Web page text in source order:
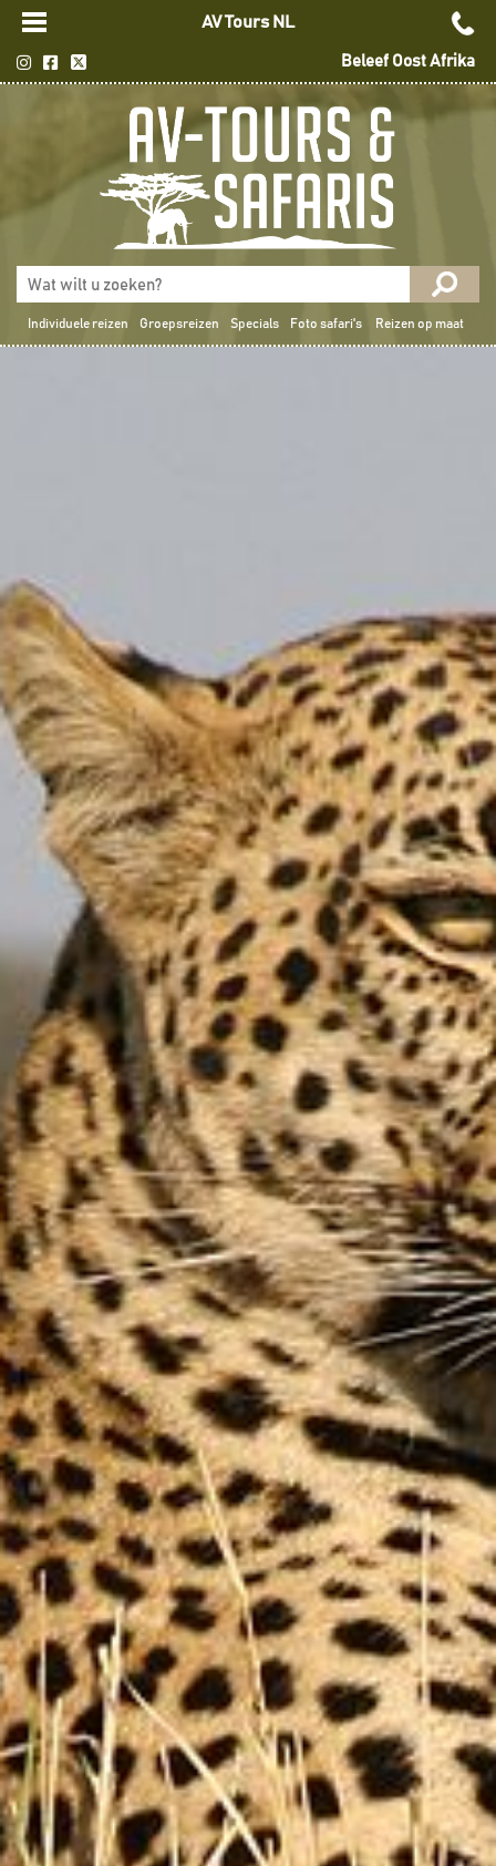
AV Tours NL
Beleef Oost Afrika
Individuele reizen Groepsreizen Specials Foto safari's Reizen op maat